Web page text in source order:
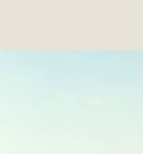
PERSONAL